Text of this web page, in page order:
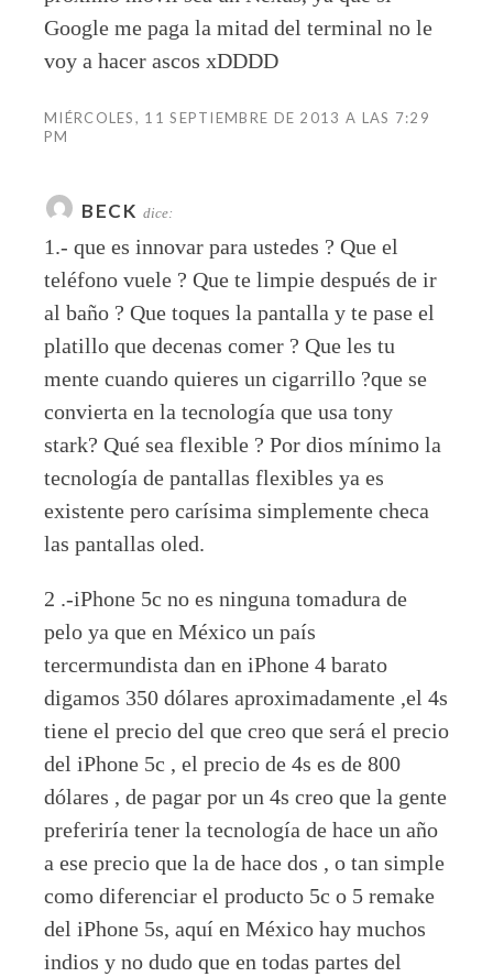
Google me paga la mitad del terminal no le
voy a hacer ascos xDDDD
MIÉRCOLES, 11 SEPTIEMBRE DE 2013 A LAS 7:29
PM
BECK dice:
1.- que es innovar para ustedes ? Que el
teléfono vuele ? Que te limpie después de ir
al baño ? Que toques la pantalla y te pase el
platillo que decenas comer ? Que les tu
mente cuando quieres un cigarrillo ?que se
convierta en la tecnología que usa tony
stark? Qué sea flexible ? Por dios mínimo la
tecnología de pantallas flexibles ya es
existente pero carísima simplemente checa
las pantallas oled.
2 .-iPhone 5c no es ninguna tomadura de
pelo ya que en México un país
tercermundista dan en iPhone 4 barato
digamos 350 dólares aproximadamente ,el 4s
tiene el precio del que creo que será el precio
del iPhone 5c , el precio de 4s es de 800
dólares , de pagar por un 4s creo que la gente
preferiría tener la tecnología de hace un año
a ese precio que la de hace dos , o tan simple
como diferenciar el producto 5c o 5 remake
del iPhone 5s, aquí en México hay muchos
indios y no dudo que en todas partes del